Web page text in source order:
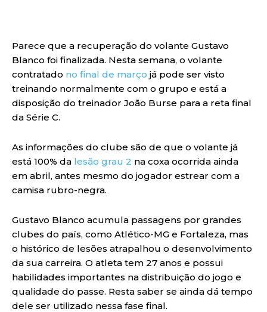
Parece que a recuperação do volante Gustavo
Blanco foi finalizada. Nesta semana, o volante
contratado no final de março já pode ser visto
treinando normalmente com o grupo e está a
disposição do treinador João Burse para a reta final
da Série C.
As informações do clube são de que o volante já
está 100% da lesão grau 2 na coxa ocorrida ainda
em abril, antes mesmo do jogador estrear com a
camisa rubro-negra.
Gustavo Blanco acumula passagens por grandes
clubes do país, como Atlético-MG e Fortaleza, mas
o histórico de lesões atrapalhou o desenvolvimento
da sua carreira. O atleta tem 27 anos e possui
habilidades importantes na distribuição do jogo e
qualidade do passe. Resta saber se ainda dá tempo
dele ser utilizado nessa fase final.